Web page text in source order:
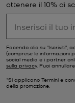
ottenere il 10% di
Facendo clic su "Iscriviti",
(comprese le informazioni
social media e i partner
sulla privacy. Puoi
*Si applicano Termini e
della promozione.